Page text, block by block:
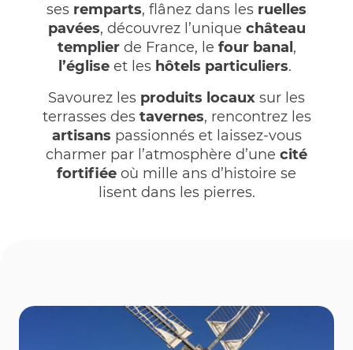
ses remparts, flânez dans les ruelles
pavées, découvrez l’unique château
templierde France, le four banal,
l’égliseet les hôtels particuliers.
Savourez les produits locaux sur les
terrasses des tavernes, rencontrez les
artisans passionnés et laissez-vous
charmer par l’atmosphère d’une cité
fortifiée où mille ans d’histoire se
lisent dans les pierres.